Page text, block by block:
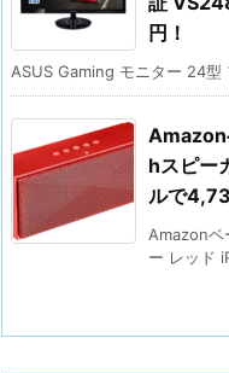
円！
ASUS Gaming モニター 24型
Amazon
hスピー
ルで
Amazonベ
ー レッド